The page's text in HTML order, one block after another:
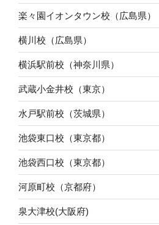
楽々園イオンタウン校（広島県）
横川校（広島県）
横浜駅前校（神奈川県）
武蔵小金井校（東京）
水戸駅前校（茨城県）
池袋東口校（東京都）
池袋西口校（東京都）
河原町校（京都府）
泉大津校(大阪府)